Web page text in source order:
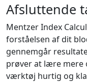
Afsluttende
Mentzer Index
forståelsen af dit
gennemgår
prøver at lære mere
værktøj hurtig og